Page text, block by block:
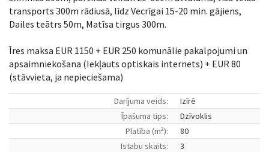
transports 300m rādiusā, līdz Vecrīgai 15-20 min. gājiens,
Dailes teātrs 50m, Matīsa tirgus 300m.
Īres maksa EUR 1150 + EUR 250 komunālie pakalpojumi un
apsaimniekošana (Iekļauts optiskais internets) + EUR 80
(stāvvieta, ja nepieciešama)
Darījuma veids:
Izīrē
Īpašuma tips:
Dzīvoklis
Platība (m2):
80
Istabu skaits:
3